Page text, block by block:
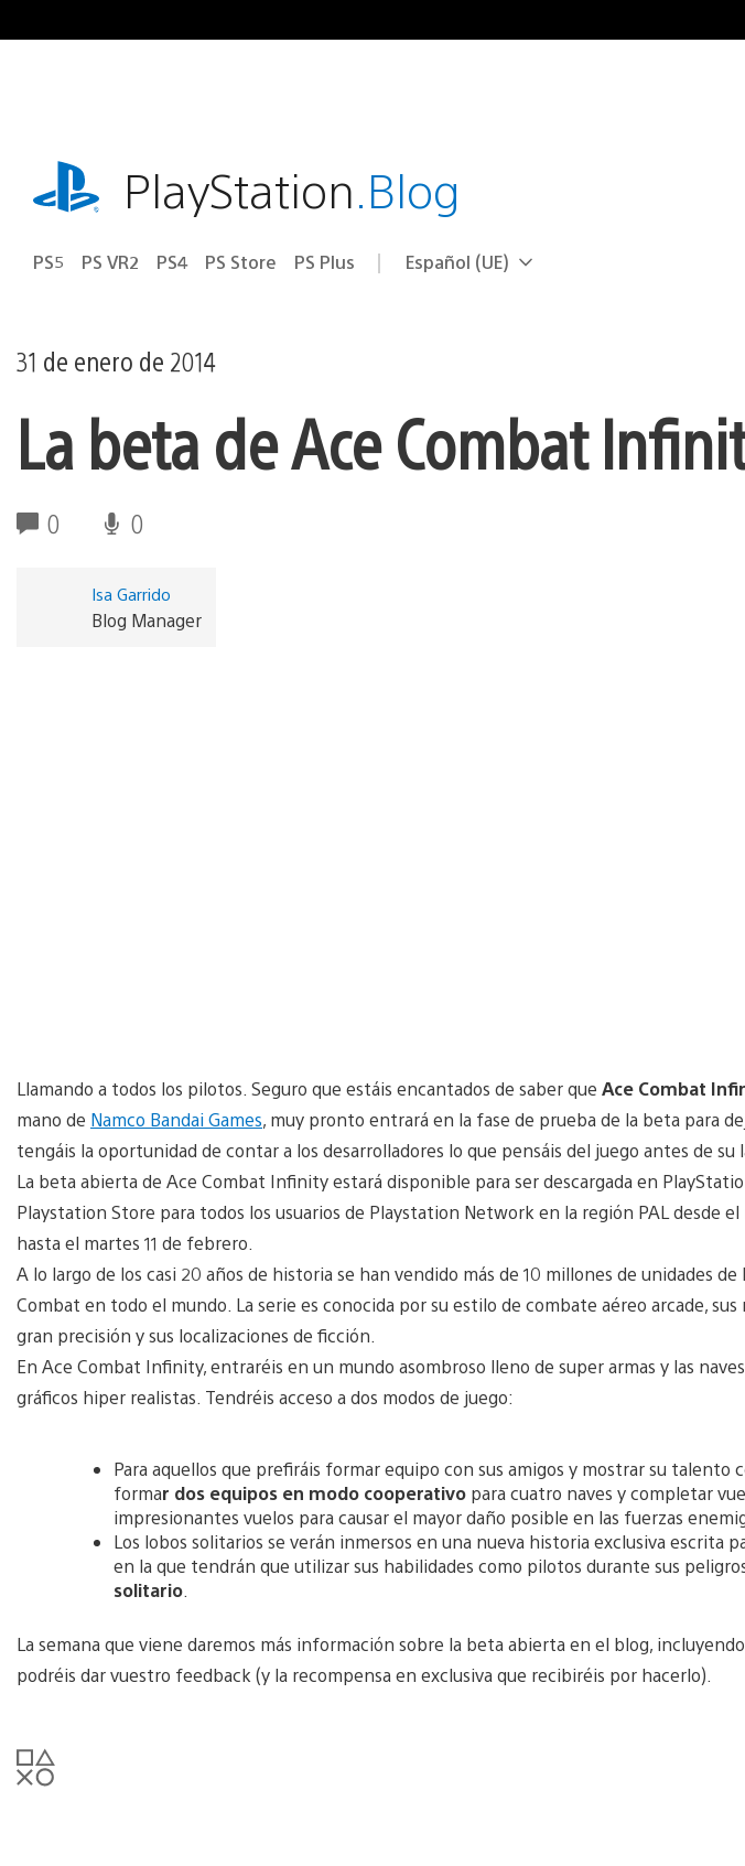
al
playstation.comPlayStation.Blog
PS5 PS VR2 PS4 PS Store PS Plus Selecciona
Región
Español (UE)
31 de enero de 2014
La beta de Ace Combat
0 0
Isa Garrido
Blog Manager
Llamando a todos los pilotos. Seguro que estáis encantados de saber que Ace Combat
mano de Namco Bandai Games, muy pronto entrará en la fase de prueba de la beta para
tengáis la oportunidad de contar a los desarrolladores lo que pensáis del juego antes de su
La beta abierta de Ace Combat Infinity estará disponible para ser descargada en
Playstation Store para todos los usuarios de Playstation Network en la región PAL desde
hasta el martes 11 de febrero.
A lo largo de los casi 20 años de historia se han vendido más de 10 millones de unidades
Combat en todo el mundo. La serie es conocida por su estilo de combate aéreo arcade, sus
gran precisión y sus localizaciones de ficción.
En Ace Combat Infinity, entraréis en un mundo asombroso lleno de super armas y las
gráficos hiper realistas. Tendréis acceso a dos modos de juego:
Para aquellos que prefiráis formar equipo con sus amigos y mostrar su talento
formar dos equipos en modo cooperativo para cuatro naves y completar
impresionantes vuelos para causar el mayor daño posible en las fuerzas
Los lobos solitarios se verán inmersos en una nueva historia exclusiva escrita
en la que tendrán que utilizar sus habilidades como pilotos durante sus
solitario
La semana que viene daremos más información sobre la beta abierta en el blog,
podréis dar vuestro feedback (y la recompensa en exclusiva que recibiréis por hacerlo).